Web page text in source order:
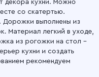
декора кухни. Можно
со скатертью.
выполнены из
Материал легкий в уходе,
из рогожки на стол –
кухни и создать
рекомендуем